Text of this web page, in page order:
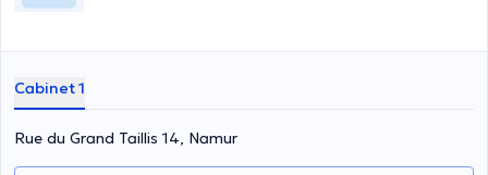
Cabinet 1
Rue du Grand Taillis 14, Namur